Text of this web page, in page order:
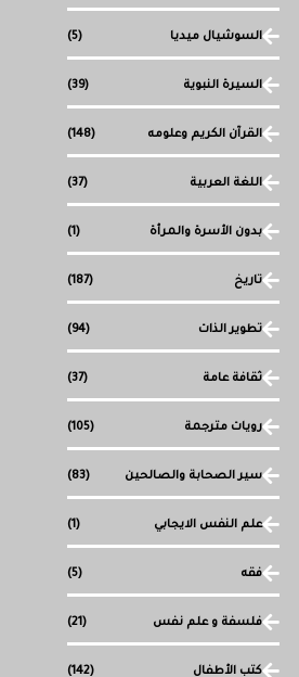
السوشيال ميديا (5)
السيرة النبوية (39)
القرآن الكريم وعلومه (148)
اللغة العربية (37)
بدون الأسرة والمرأة (1)
تاريخ (187)
تطوير الذات (94)
ثقافة عامة (37)
رويات مترجمة (105)
سير الصحابة والصالحين (83)
علم النفس الايجابي (1)
فقه (5)
فلسفة و علم نفس (21)
كتب الأطفال (142)